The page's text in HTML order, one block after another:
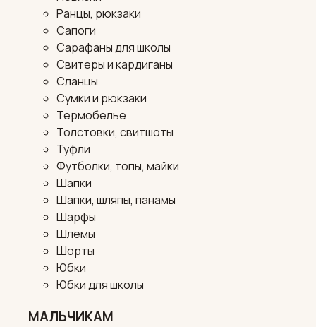
Ранцы, рюкзаки
Сапоги
Сарафаны для школы
Свитеры и кардиганы
Сланцы
Сумки и рюкзаки
Термобелье
Толстовки, свитшоты
Туфли
Футболки, топы, майки
Шапки
Шапки, шляпы, панамы
Шарфы
Шлемы
Шорты
Юбки
Юбки для школы
МАЛЬЧИКАМ